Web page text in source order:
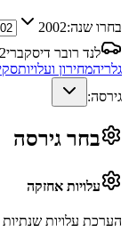
בחרו שנה:2002
לנד רובר דיסקברי
גלריהמחירון ועלויות
גירסה:
בחר גירסה
עלויות אחזקה
הערכת עלויות שנתיות על בסיס